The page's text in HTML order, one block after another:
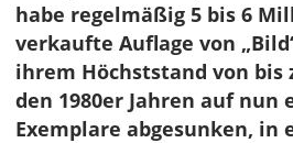
habe regelmäßig 5 bis 6
verkaufte Auflage von
ihrem Höchststand von bis
den 1980er Jahren auf nun
Exemplare abgesunken, in